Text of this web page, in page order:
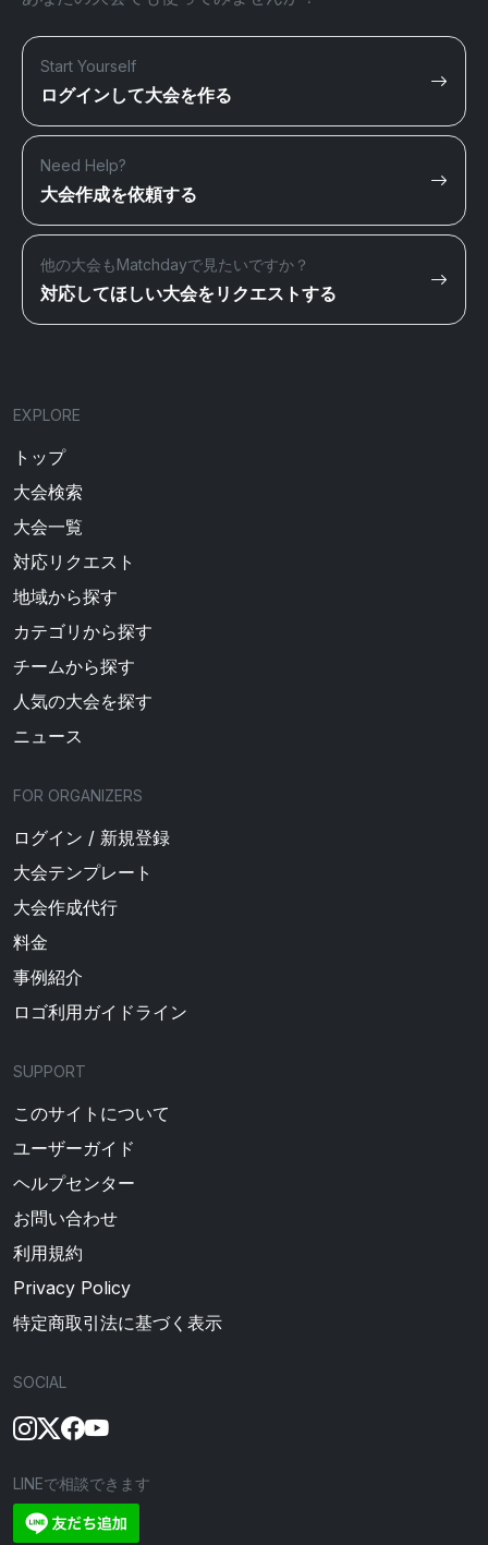
Start Yourself
ログインして大会を作る
Need Help?
大会作成を依頼する
他の大会もMatchdayで見たいですか？
対応してほしい大会をリクエストする
EXPLORE
トップ
大会検索
大会一覧
対応リクエスト
地域から探す
カテゴリから探す
チームから探す
人気の大会を探す
ニュース
FOR ORGANIZERS
ログイン / 新規登録
大会テンプレート
大会作成代行
料金
事例紹介
ロゴ利用ガイドライン
SUPPORT
このサイトについて
ユーザーガイド
ヘルプセンター
お問い合わせ
利用規約
Privacy Policy
特定商取引法に基づく表示
SOCIAL
LINEで相談できます